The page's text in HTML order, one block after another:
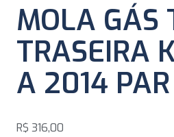
MOLA GÁS
TRASEIRA
A 2014 PAR
R$ 316,00